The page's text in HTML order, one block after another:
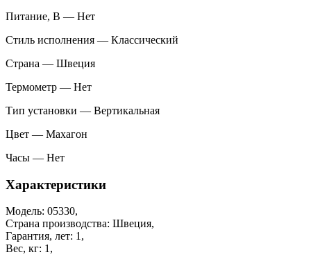
Питание, В — Нет
Стиль исполнения — Классический
Страна — Швеция
Термометр — Нет
Тип установки — Вертикальная
Цвет — Махагон
Часы — Нет
Характеристики
Модель: 05330,
Страна производства: Швеция,
Гарантия, лет: 1,
Вес, кг: 1,